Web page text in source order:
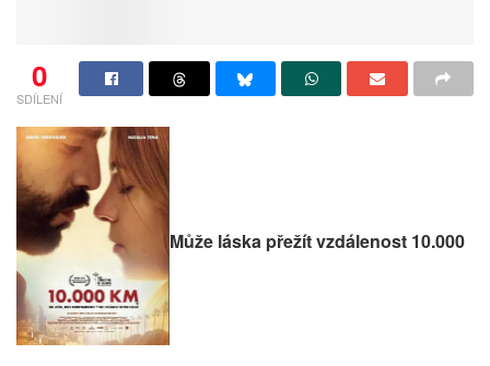
0
SDÍLENÍ
Může láska přežít vzdálenost 10.000